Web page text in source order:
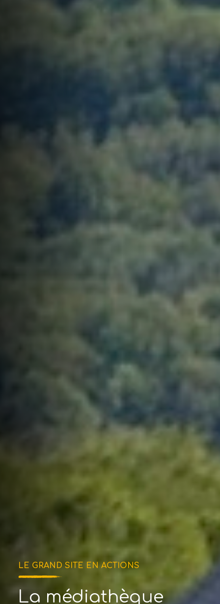
LE GRAND SITE EN ACTIONS
La médiathèque